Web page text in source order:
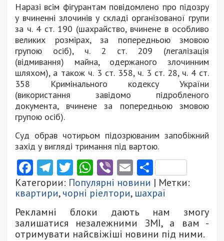
Наразі всім фігурантам повідомлено про підозру
у вчиненні злочинів у складі організованої групи
за ч. 4 ст. 190 (шахрайство, вчинене в особливо
великих розмірах, за попередньою змовою
групою осіб), ч. 2 ст. 209 (легалізація
(відмивання) майна, одержаного злочинним
шляхом), а також ч. 3 ст. 358, ч. 3 ст. 28, ч. 4 ст.
358 Кримінального кодексу України
(використання завідомо підробленого
документа, вчинене за попередньою змовою
групою осіб).
Суд обрав чотирьом підозрюваним запобіжний
захід у вигляді тримання під вартою.
Facebook
Telegram
Twitter
WhatsApp
ViberEmail
Категории: Популярні новини | Метки:
квартири,чорні ріелтори, шахраї
Рекламні блоки дають нам змогу
залишатися незалежними ЗМІ, а вам -
отримувати найсвіжіші новини під ними.